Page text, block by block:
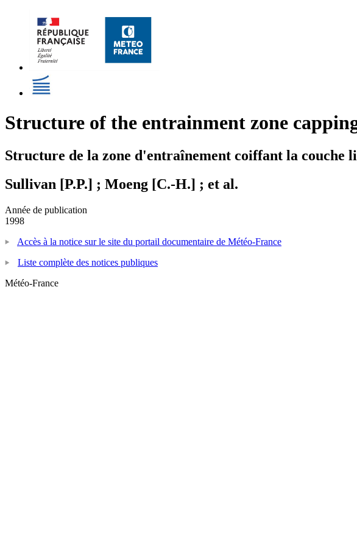
Structure of the entrainment zone
Structure de la zone d'entraînement coiffant la couche
Sullivan [P.P.] ; Moeng [C.-H.] ; et al.
Année de publication
1998
Accès à la notice sur le site du portail documentaire de Météo-France
Liste complète des notices publiques
Météo-France